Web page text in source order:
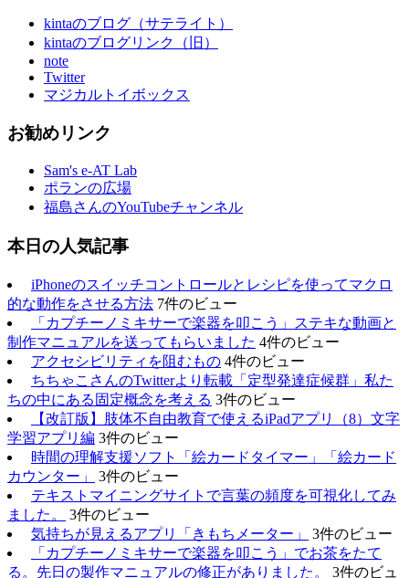
kintaのブログ（サテライト）
kintaのブログリンク（旧）
note
Twitter
マジカルトイボックス
お勧めリンク
Sam's e-AT Lab
ポランの広場
福島さんのYouTubeチャンネル
本日の人気記事
iPhoneのスイッチコントロールとレシピを使ってマクロ
的な動作をさせる方法 7件のビュー
「カプチーノミキサーで楽器を叩こう」ステキな動画と
制作マニュアルを送ってもらいました 4件のビュー
アクセシビリティを阻むもの 4件のビュー
ちちゃこさんのTwitterより転載「定型発達症候群」私た
ちの中にある固定概念を考える 3件のビュー
【改訂版】肢体不自由教育で使えるiPadアプリ（8）文字
学習アプリ編 3件のビュー
時間の理解支援ソフト「絵カードタイマー」「絵カード
カウンター」
3件のビュー
テキストマイニングサイトで言葉の頻度を可視化してみ
ました。
3件のビュー
気持ちが見えるアプリ「きもちメーター」
3件のビュー
「カプチーノミキサーで楽器を叩こう」でお茶をたて
る。先日の製作マニュアルの修正がありました。
3件のビュ